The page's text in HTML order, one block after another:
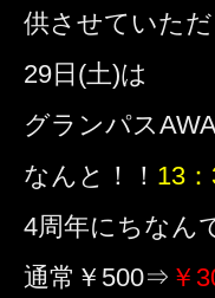
供させていただ
29日(土)は
グランパス
なんと！！ 13
4周年にちなん
通常￥500⇒ ￥